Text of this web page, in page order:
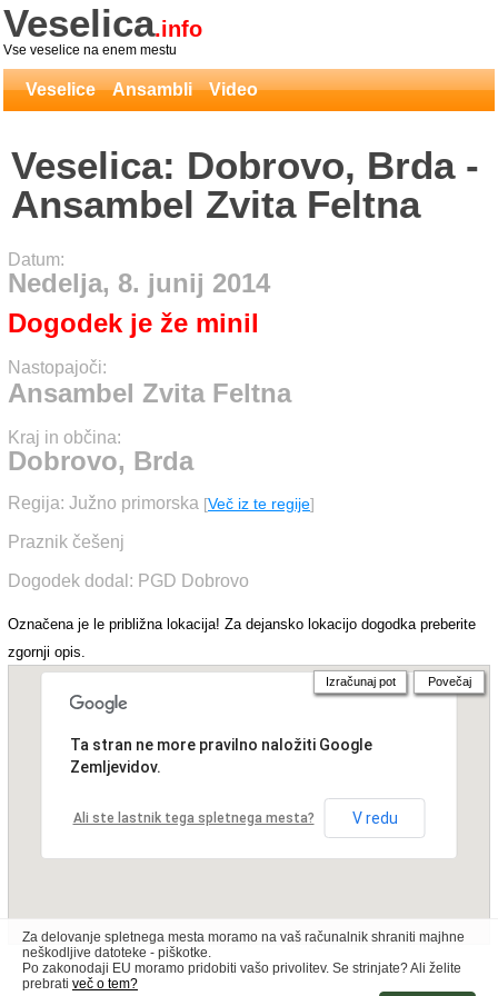
Veselica.info
Vse veselice na enem mestu
Veselice Ansambli Video
Veselica: Dobrovo, Brda -
Ansambel Zvita Feltna
Datum:
Nedelja, 8. junij 2014
Dogodek je že minil
Nastopajoči:
Ansambel Zvita Feltna
Kraj in občina:
Dobrovo, Brda
Regija: Južno primorska [Več iz te regije]
Praznik češenj
Dogodek dodal: PGD Dobrovo
Označena je le približna lokacija! Za dejansko lokacijo dogodka preberite
zgornji opis.
Ta stran ne more pravilno naložiti Google
Zemljevidov.
Ali ste lastnik tega spletnega mesta? V redu
Izračunaj pot Povečaj
Za delovanje spletnega mesta moramo na vaš računalnik shraniti majhne
neškodljive datoteke - piškotke.
Po zakonodaji EU moramo pridobiti vašo privolitev. Se strinjate? Ali želite
prebrati več o tem?